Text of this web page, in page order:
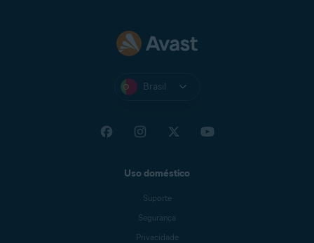
Brasil
Uso doméstico
Suporte
Segurança
Privacidade